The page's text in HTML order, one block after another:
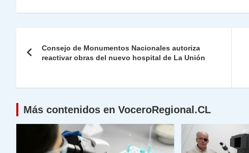
at
A
p
e
a
m
c
b
o
itt k
dI
n
p
Li
n
ai ai nt nt
de
Consejo de Monumentos Nacionales autoriza
reactivar obras del nuevo hospital de La Unión
Más contenidos en VoceroRegional.CL